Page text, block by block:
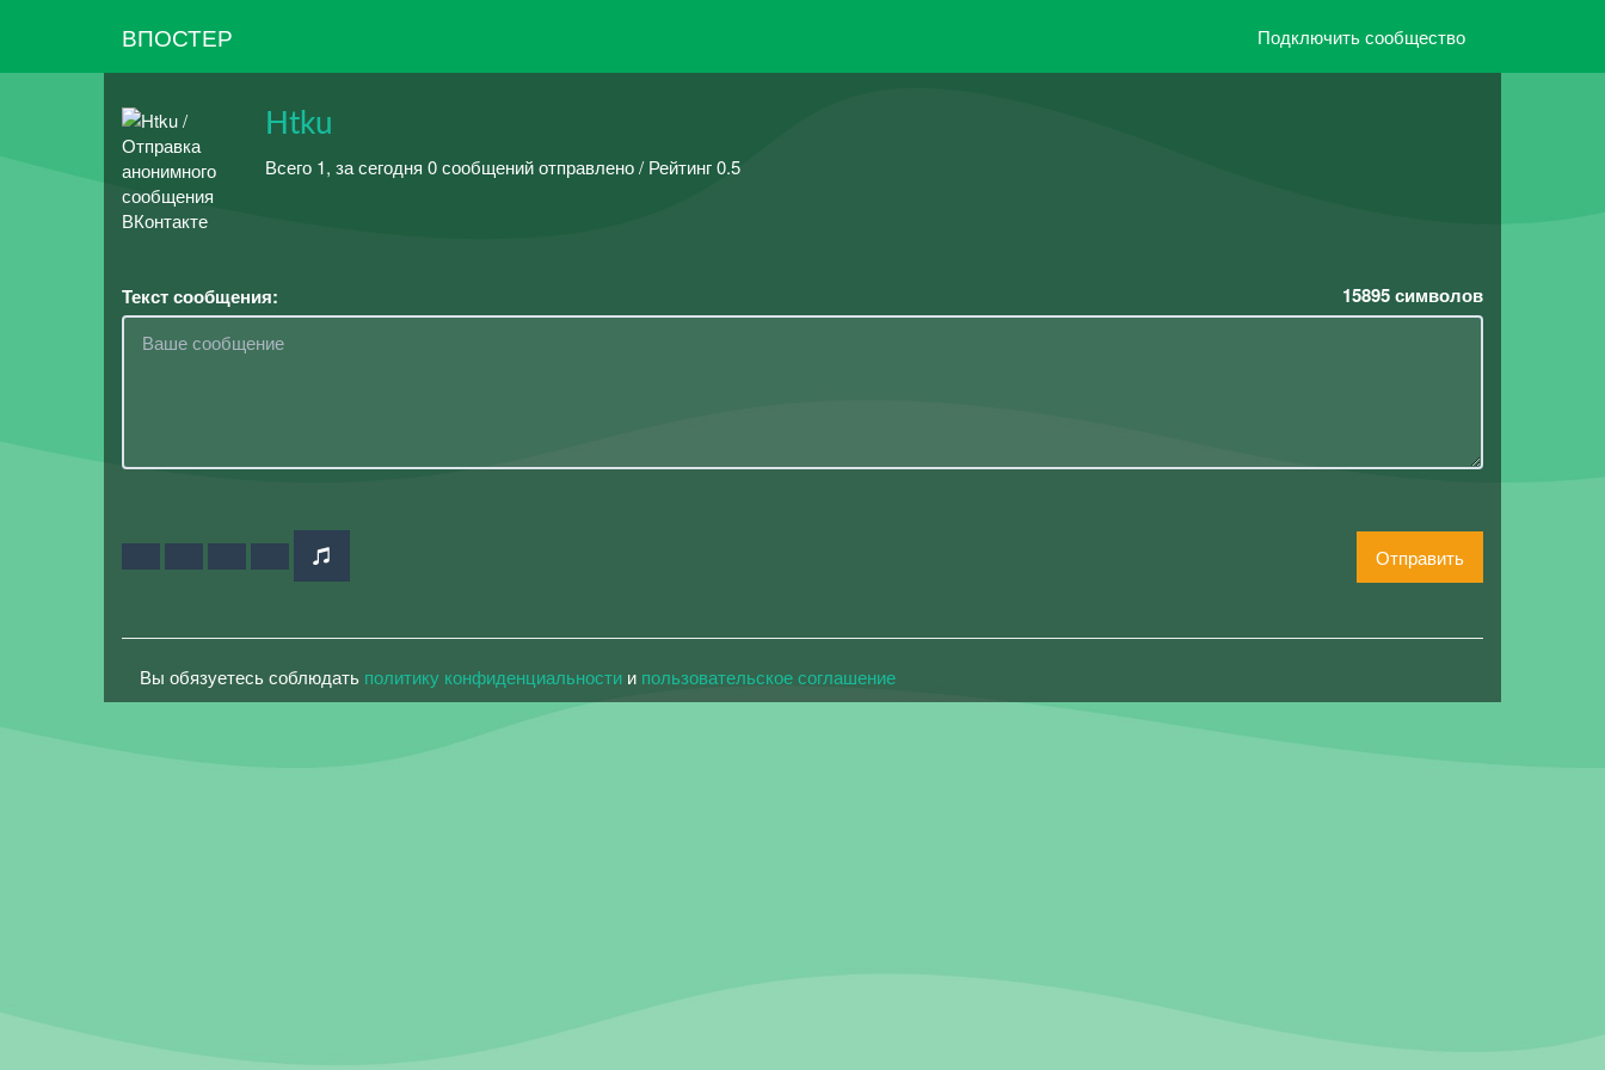
ВПОСТЕР Подключить сообщество
Htku
Всего 1, за сегодня 0 сообщений отправлено / Рейтинг 0.5
Текст сообщения: 15895символов
Отправить
Вы обязуетесь соблюдать политику конфиденциальности и пользовательское соглашение